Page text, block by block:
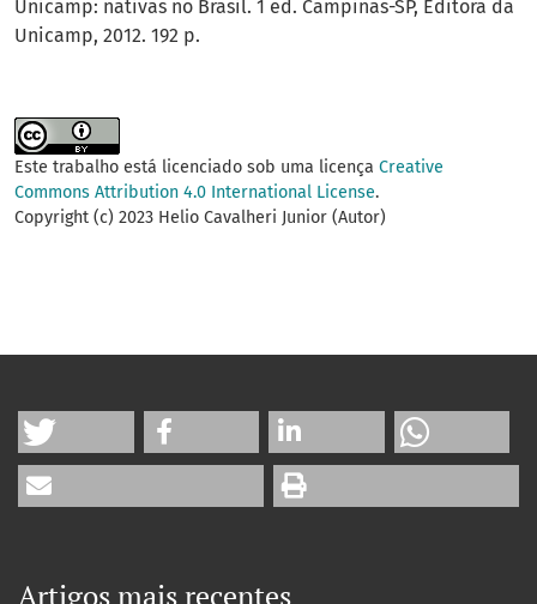
Unicamp: nativas no Brasil. 1 ed. Campinas-SP, Editora da
Unicamp, 2012. 192 p.
Este trabalho está licenciado sob uma licença Creative
Commons Attribution 4.0 International License.
Copyright (c) 2023 Helio Cavalheri Junior (Autor)
Artigos mais recentes